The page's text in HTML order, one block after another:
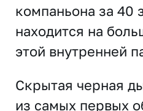
компаньона за 40
находится на
этой внутренней
Скрытая черная
из самых первых